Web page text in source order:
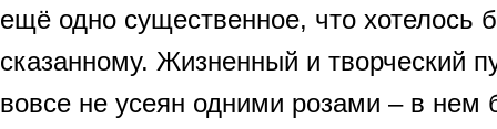
ещё одно существенное, что хотелось
сказанному. Жизненный и творческий
вовсе не усеян одними розами – в